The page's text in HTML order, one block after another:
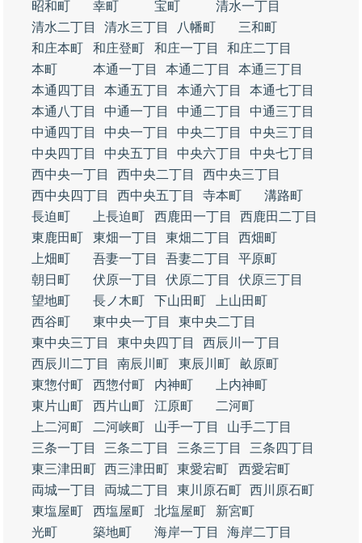
昭和町 幸町 宝町
清水一丁目
清水二丁目
清水三丁目 八幡町
三和町
和庄本町
和庄登町 和庄一丁目
和庄二丁目
本町
本通一丁目 本通二丁目
本通三丁目
本通四丁目
本通五丁目 本通六丁目
本通七丁目
本通八丁目
中通一丁目 中通二丁目
中通三丁目
中通四丁目
中央一丁目 中央二丁目
中央三丁目
中央四丁目
中央五丁目 中央六丁目
中央七丁目
西中央一丁目
西中央二丁目
西中央三丁目
西中央四丁目
西中央五丁目 寺本町
溝路町
長迫町
上長迫町 西鹿田一丁目
西鹿田二丁目
東鹿田町
東畑一丁目 東畑二丁目
西畑町
上畑町
吾妻一丁目 吾妻二丁目
平原町
朝日町
伏原一丁目 伏原二丁目
伏原三丁目
望地町
長ノ木町 下山田町
上山田町
西谷町
東中央一丁目
東中央二丁目
東中央三丁目
東中央四丁目
西辰川一丁目
西辰川二丁目
南辰川町 東辰川町
畝原町
東惣付町
西惣付町 内神町
上内神町
東片山町
西片山町 江原町
二河町
上二河町
二河峡町 山手一丁目
山手二丁目
三条一丁目
三条二丁目 三条三丁目
三条四丁目
東三津田町 西三津田町 東愛宕町
西愛宕町
両城一丁目
両城二丁目 東川原石町 西川原石町
東塩屋町
西塩屋町 北塩屋町
新宮町
光町
築地町 海岸一丁目
海岸二丁目